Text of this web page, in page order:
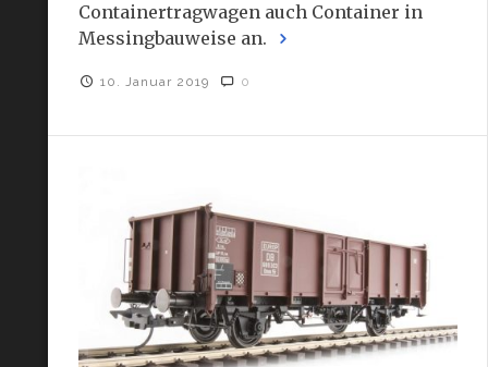
Containertragwagen auch Container in
Messingbauweise an.
10. Januar 2019 0